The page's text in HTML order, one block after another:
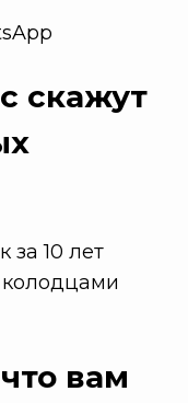
скажут
за 10 лет
вам